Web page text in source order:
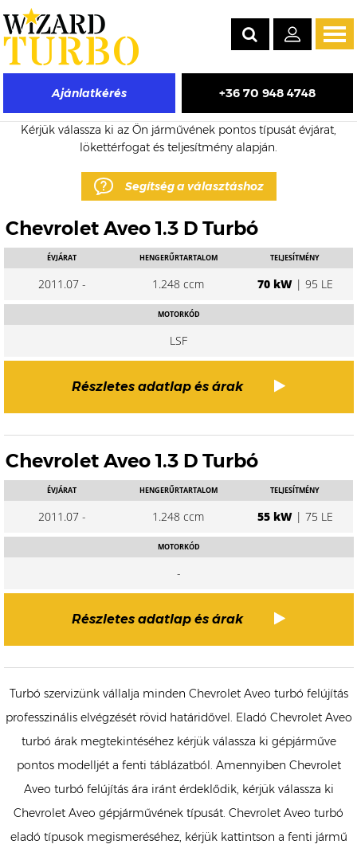
Ajánlatkérés +36 70 948 4748
Chevrolet Aveo eladó turbó árak
Kérjük válassza ki az Ön járművének pontos típusát évjárat,
lökettérfogat és teljesítmény alapján.
Segítség a választáshoz
Chevrolet Aveo 1.3 D Turbó
ÉVJÁRAT
2011.07 -
HENGERŰRTARTALOM
1.248 ccm
TELJESÍTMÉNY
70 kW| 95 LE
MOTORKÓD
LSF
Részletes adatlap és árak
Chevrolet Aveo 1.3 D Turbó
ÉVJÁRAT
2011.07 -
HENGERŰRTARTALOM
1.248 ccm
TELJESÍTMÉNY
55 kW| 75 LE
MOTORKÓD
-
Részletes adatlap és árak
Turbó szervizünk vállalja minden Chevrolet Aveo turbó felújítás
professzinális elvégzését rövid határidővel. Eladó Chevrolet Aveo
turbó árak megtekintéséhez kérjük válassza ki gépjárműve
pontos modelljét a fenti táblázatból. Amennyiben Chevrolet
Aveo turbó felújítás ára iránt érdeklődik, kérjük válassza ki
Chevrolet Aveo gépjárművének típusát. Chevrolet Aveo turbó
eladó típusok megismeréséhez, kérjük kattintson a fenti jármű